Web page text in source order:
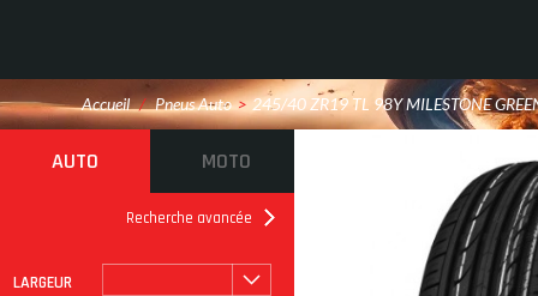
Accueil / Pneus Auto > 245/40 ZR19 TL 98Y MILESTONE
AUTO MOTO
Recherche avancée
LARGEUR
ROULAGE À PLAT